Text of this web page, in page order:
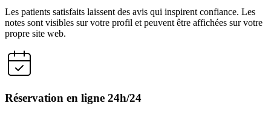
Les patients satisfaits laissent des avis qui inspirent confiance. Les
notes sont visibles sur votre profil et peuvent être affichées sur votre
propre site web.
Réservation en ligne 24h/24